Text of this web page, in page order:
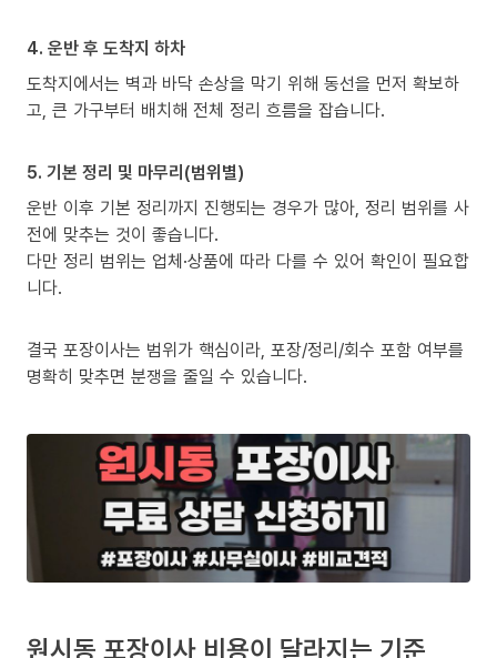
4. 운반 후 도착지 하차
도착지에서는 벽과 바닥 손상을 막기 위해 동선을 먼저 확보하
고, 큰 가구부터 배치해 전체 정리 흐름을 잡습니다.
5. 기본 정리 및 마무리(범위별)
운반 이후 기본 정리까지 진행되는 경우가 많아, 정리 범위를 사
전에 맞추는 것이 좋습니다.
다만 정리 범위는 업체·상품에 따라 다를 수 있어 확인이 필요합
니다.
결국 포장이사는 범위가 핵심이라, 포장/정리/회수 포함 여부를
명확히 맞추면 분쟁을 줄일 수 있습니다.
원시동 포장이사 비용이 달라지는 기준